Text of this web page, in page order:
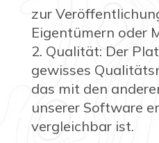
zur
Eigentümern oder
2. Qualität: Der
gewisses
das mit den
unserer Software
vergleichbar ist.